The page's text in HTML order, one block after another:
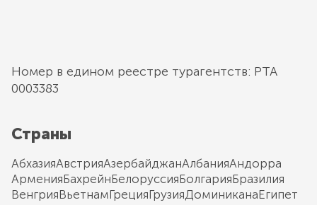
Номер в едином реестре турагентств: РТА
0003383
Страны
АбхазияАвстрияАзербайджанАлбанияАндорра
АрменияБахрейнБелоруссияБолгарияБразилия
ВенгрияВьетнамГрецияГрузияДоминиканаЕгипет